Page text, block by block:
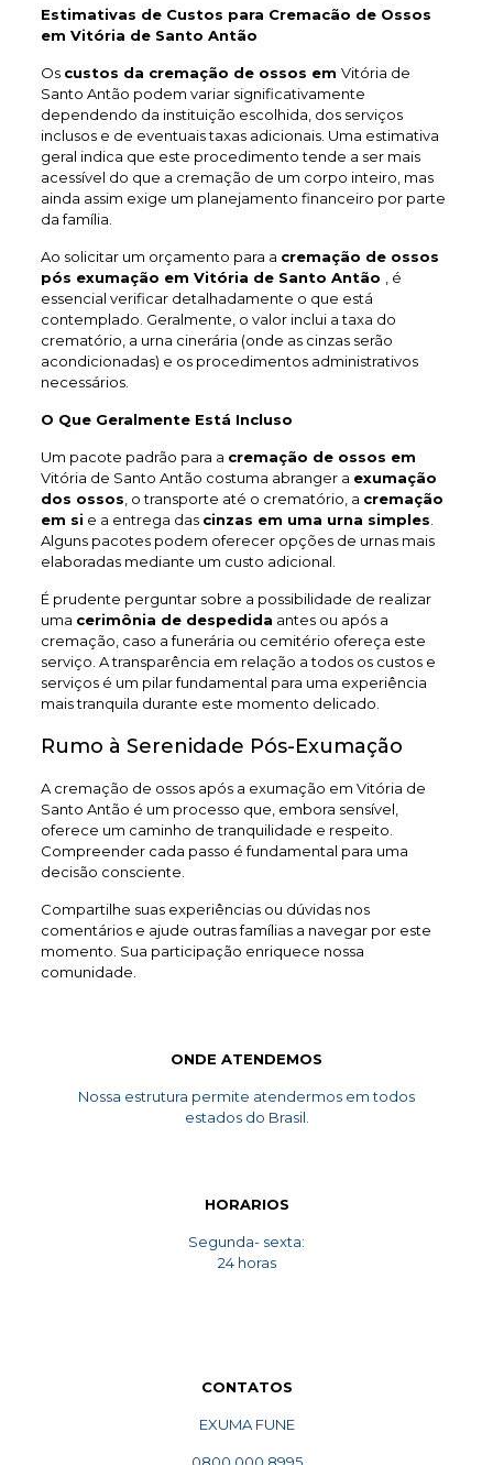
Estimativas de Custos para Cremacão de Ossos
em Vitória de Santo Antão
Os custos da cremação de ossos em Vitória de
Santo Antão podem variar significativamente
dependendo da instituição escolhida, dos serviços
inclusos e de eventuais taxas adicionais. Uma estimativa
geral indica que este procedimento tende a ser mais
acessível do que a cremação de um corpo inteiro, mas
ainda assim exige um planejamento financeiro por parte
da família.
Ao solicitar um orçamento para a cremação de ossos
pós exumação em Vitória de Santo Antão
, é
essencial verificar detalhadamente o que está
contemplado. Geralmente, o valor inclui a taxa do
crematório, a urna cinerária (onde as cinzas serão
acondicionadas) e os procedimentos administrativos
necessários.
O Que Geralmente Está Incluso
Um pacote padrão para a cremação de ossos em
Vitória de Santo Antão costuma abranger a exumação
dos ossos , o transporte até o crematório, a cremação
em si e a entrega das cinzas em uma urna simples
Alguns pacotes podem oferecer opções de urnas mais
elaboradas mediante um custo adicional.
É prudente perguntar sobre a possibilidade de realizar
uma cerimônia de despedida antes ou após a
cremação, caso a funerária ou cemitério ofereça este
serviço. A transparência em relação a todos os custos e
serviços é um pilar fundamental para uma experiência
mais tranquila durante este momento delicado.
Rumo à Serenidade Pós-Exumação
A cremação de ossos após a exumação em Vitória de
Santo Antão é um processo que, embora sensível,
oferece um caminho de tranquilidade e respeito.
Compreender cada passo é fundamental para uma
decisão consciente.
Compartilhe suas experiências ou dúvidas nos
comentários e ajude outras famílias a navegar por este
momento. Sua participação enriquece nossa
comunidade.
ONDE ATENDEMOS
Nossa estrutura permite atendermos em todos
estados do Brasil.
HORARIOS
Segunda- sexta:
24 horas
CONTATOS
EXUMA FUNE